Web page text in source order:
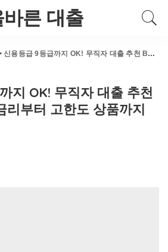
바른 대출
신용등급 9등급까지 OK! 무직자 대출 추천 BEST10 – 최저금리부터 고한도 상품까지 총정리
지 OK! 무직자 대출 추천
리부터 고한도 상품까지